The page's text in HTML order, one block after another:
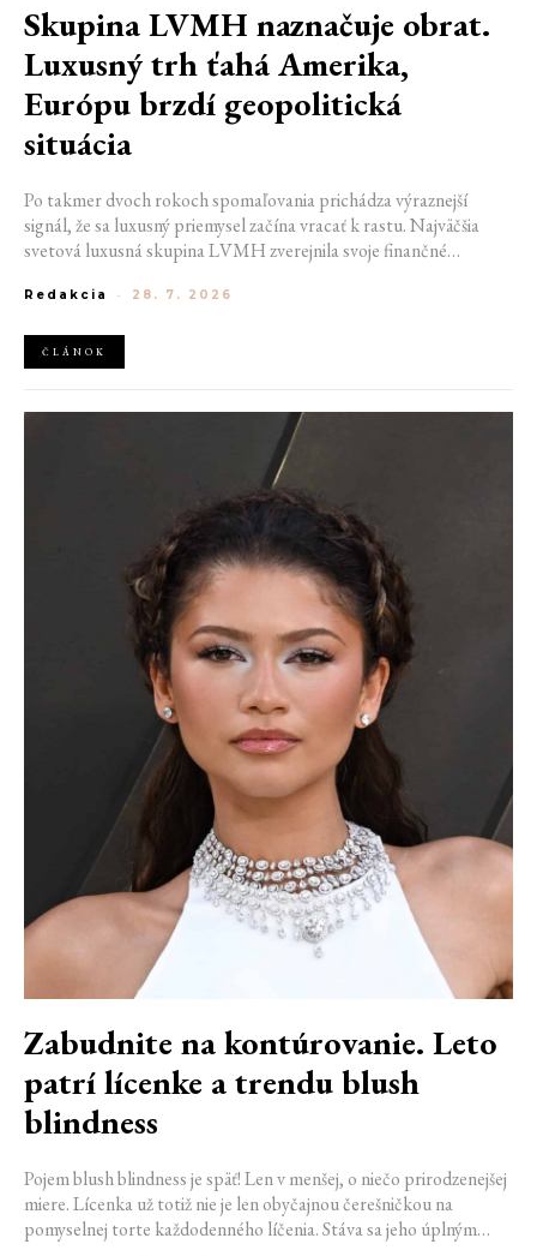
Skupina LVMH naznačuje obrat.
Luxusný trh ťahá Amerika,
Európu brzdí geopolitická
situácia
Po takmer dvoch rokoch spomaľovania prichádza výraznejší
signál, že sa luxusný priemysel začína vracať k rastu. Najväčšia
svetová luxusná skupina LVMH zverejnila svoje finančné
druhom štvrťroku aj návrat rastu v módnej divízii. Hoci
spotrebiteľom, výsledky naznačujú, že najhoršie obdobie by mohlo
byť za ňou.
Redakcia - 28. 7. 2026
ČLÁNOK
Zabudnite na kontúrovanie. Leto
patrí lícenke a trendu blush
blindness
Pojem blush blindness je späť! Len v menšej, o niečo prirodzenejšej
miere. Lícenka už totiž nie je len obyčajnou čerešničkou na
pomyselnej torte každodenného líčenia. Stáva sa jeho úplným